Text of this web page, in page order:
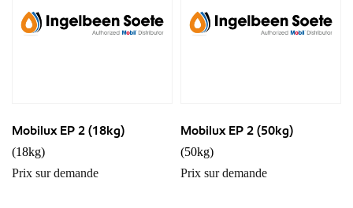
Mobilux EP 2 (18kg)
(18kg)
Prix sur demande
Mobilux EP 2 (50kg)
(50kg)
Prix sur demande